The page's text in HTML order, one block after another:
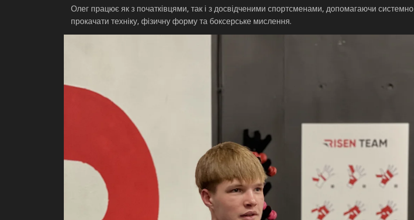
Олег працює як з початківцями, так і з досвідченими спортсменами, допомагаючи системно
прокачати техніку, фізичну форму та боксерське мислення.